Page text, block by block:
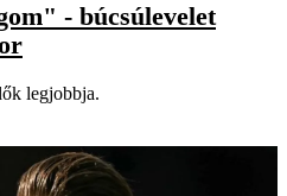
- búcsúlevelet
legjobbja.